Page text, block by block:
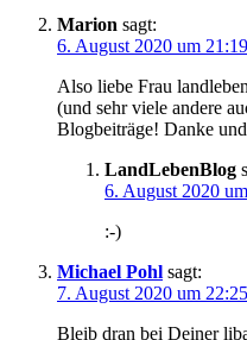
Marion sagt:
6. August 2020 um
Also liebe Frau
(und sehr viele andere
Blogbeiträge! Danke
LandLebenBlog
6. August 2020
:-)
Michael Pohl sagt:
7. August 2020 um
Bleib dran bei Deiner